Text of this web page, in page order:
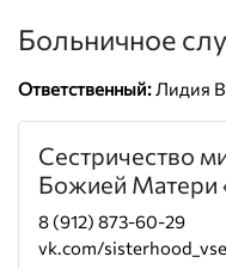
Больничное
Ответственный: Лидия
Сестричество
Божией Матери
8 (912) 873-60-29
vk.com/